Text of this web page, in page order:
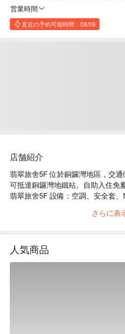
営業時間
直近の予約可能時間：08/09
店舗紹介
翡翠旅舍5F 位於銅鑼灣地區，交
可抵達銅鑼灣地鐵站。自助入住免尷
翡翠旅舍5F 設備：空調、安全套
さらに表
人気商品